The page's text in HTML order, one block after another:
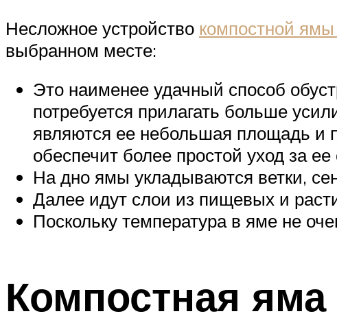
Несложное устройство компостной
выбранном месте:
Это наименее удачный способ
потребуется прилагать больше
являются ее небольшая площадь и
обеспечит более простой уход за
На дно ямы укладываются ветки,
Далее идут слои из пищевых и
Поскольку температура в яме не
Компостная